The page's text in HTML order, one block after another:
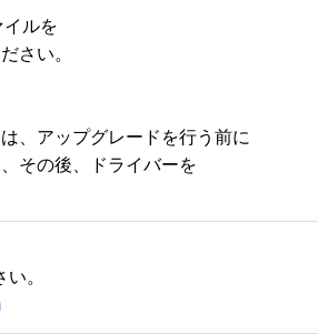
ルを
さい。
、アップグレードを行う前に
その後、ドライバーを